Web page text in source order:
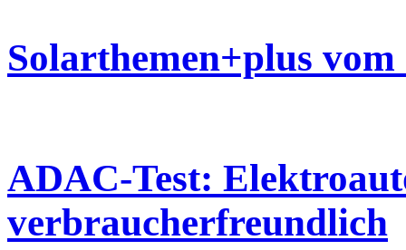
Solarthemen+plus
ADAC-Test:
verbraucherfreundlich